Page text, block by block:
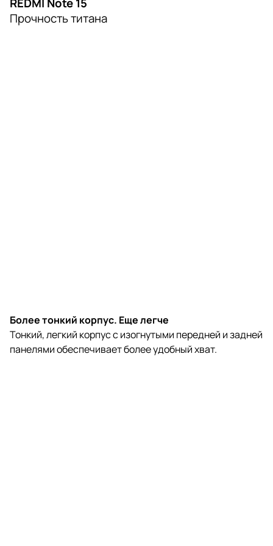
Прочность титана
Более тонкий корпус. Еще легче
Тонкий, легкий корпус с изогнутыми передней и задней
панелями обеспечивает более удобный хват.